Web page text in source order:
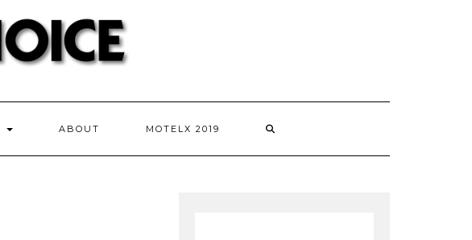
ABOUT MOTELX 2019